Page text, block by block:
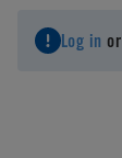
Log in or